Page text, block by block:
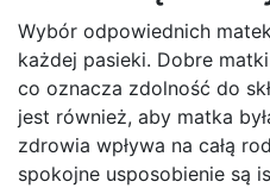
Wybór odpowiednich
każdej pasieki. Dobre
co oznacza zdolność do
jest również, aby matka
zdrowia wpływa na całą
spokojne usposobienie są